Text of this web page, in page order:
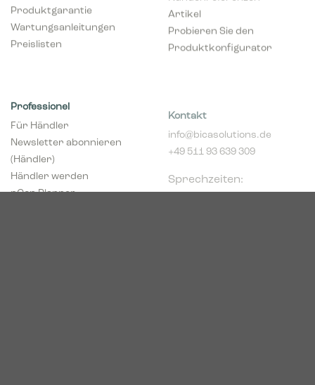
Produktgarantie
Wartungsanleitungen
Preislisten
Artikel
Probieren Sie den
Produktkonfigurator
Professionel
+49 511 93 639 309
Montags bis